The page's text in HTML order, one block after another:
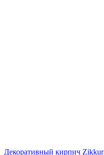
Декоративный кирпич